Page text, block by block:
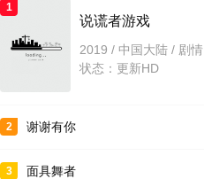
1
说谎者游戏
2019 / 中国大陆 / 剧情
状态：更新HD
2 谢谢有你
3 面具舞者